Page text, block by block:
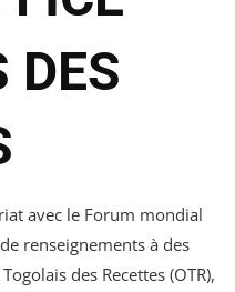
DES
avec le Forum mondial
renseignements à des
des Recettes (OTR),